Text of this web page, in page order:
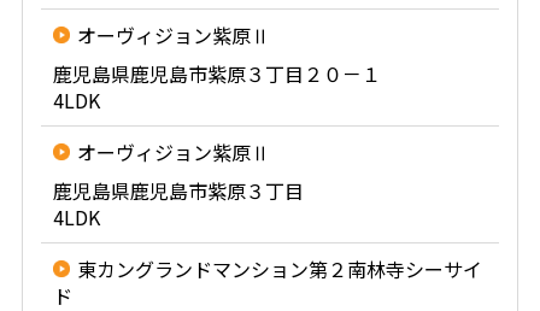
オーヴィジョン紫原Ⅱ
鹿児島県鹿児島市紫原３丁目２０－１
4LDK
オーヴィジョン紫原Ⅱ
鹿児島県鹿児島市紫原３丁目
4LDK
東カングランドマンション第２南林寺シーサイ
ド